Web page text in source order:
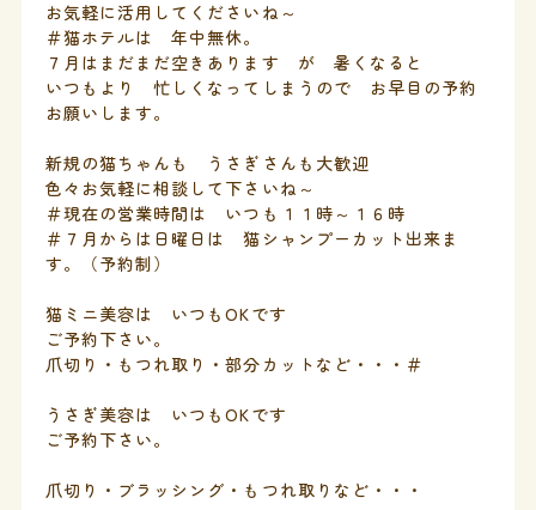
お気軽に活用してくださいね～
＃猫ホテルは 年中無休。
７月はまだまだ空きあります が 暑くなると
いつもより 忙しくなってしまうので お早目の予約
お願いします。
新規の猫ちゃんも うさぎさんも大歓迎
色々お気軽に相談して下さいね～
＃現在の営業時間は いつも１１時～１６時
＃７月からは日曜日は 猫シャンプーカット出来ま
す。（予約制）
猫ミニ美容は いつもOKです
ご予約下さい。
爪切り・もつれ取り・部分カットなど・・・＃
うさぎ美容は いつもOKです
ご予約下さい。
爪切り・ブラッシング・もつれ取りなど・・・